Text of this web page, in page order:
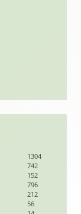
1304
742
152
796
212
56